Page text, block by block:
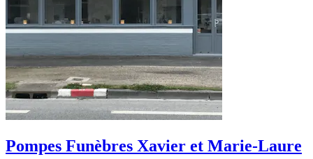
Pompes Funèbres Xavier et Marie-Laure